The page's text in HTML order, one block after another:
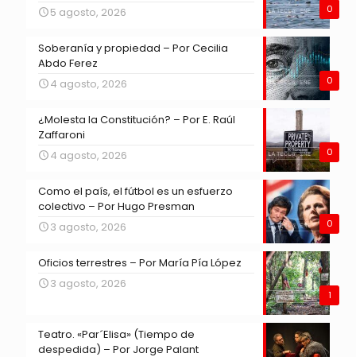
0
5 agosto, 2026
0
Soberanía y propiedad – Por Cecilia
Abdo Ferez
4 agosto, 2026
0
¿Molesta la Constitución? – Por E. Raúl
Zaffaroni
4 agosto, 2026
0
Como el país, el fútbol es un esfuerzo
colectivo – Por Hugo Presman
3 agosto, 2026
1
Oficios terrestres – Por María Pía López
3 agosto, 2026
Teatro. «Par´Elisa» (Tiempo de
despedida) – Por Jorge Palant